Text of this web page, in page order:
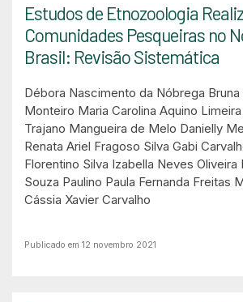
Estudos de Etnozoologia
Comunidades Pesqueiras no
Brasil: Revisão Sistemática
Débora Nascimento da Nóbrega
Monteiro Maria Carolina Aquino Limeira
Trajano Mangueira de Melo Danielly
Renata Ariel Fragoso Silva Gabi
Florentino Silva Izabella Neves Oliveira
Souza Paulino Paula Fernanda Freitas
Cássia Xavier Carvalho
Publicado em 12 novembro 2021